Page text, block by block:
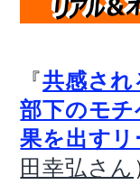
『共感さ
部下のモ
果を出すリ
田幸弘さん